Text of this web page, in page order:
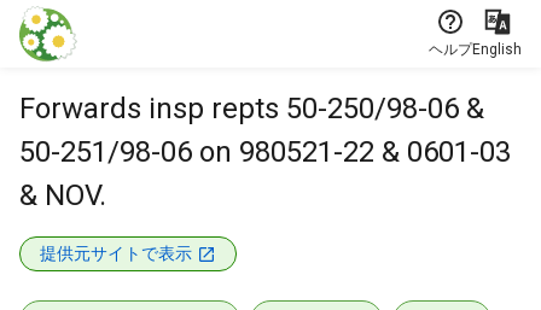
本文に飛ぶ
ヘルプEnglish
Forwards insp repts 50-250/98-06 &
50-251/98-06 on 980521-22 & 0601-03
& NOV.
提供元サイトで表示